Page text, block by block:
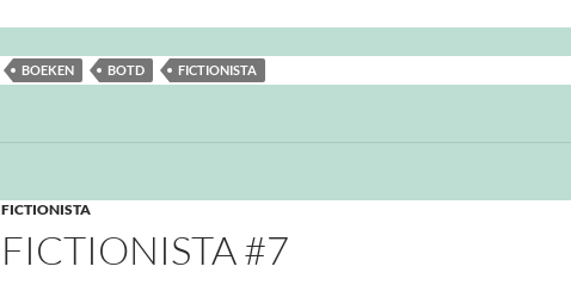
BOEKEN BOTD FICTIONISTA
FICTIONISTA
FICTIONISTA #7